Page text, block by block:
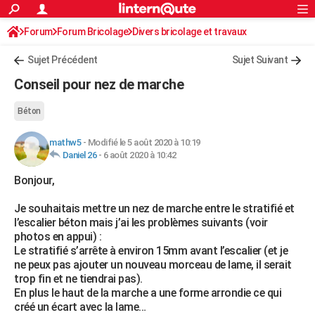
ACTUALITÉS
Politique
Société
Faits Divers
Education
Monde
Villes
+
AUTO
Essais
Réserver un essai
Citadines
Berlines
SUV
Forum auto
+HIGH-TECH
Mobiles
Meilleur smartphone
Internet
Ordinateurs
Jeux vidéo
Guide high-tech
+BRICOLAGE
Forum
Aménagement intérieur
Extérieur
Cuisine
Salle de bains
Jardinage
Rangement
WEEK-END
Guides de France
Escapades
Patrimoine
Expositions
Musées
Week-end nature
+LIFESTYLE
Art de vivre
Bien-être
Loisirs
Mode
Modes de vie
SANTE
Alimentation
Guide de la santé
Maladies
Médicaments
Sommeil
VOYAGE
Rechercher
S'inscrire
Connexion
Forum Forum Bricolage Divers bricolage et travaux
Sujet Précédent Sujet Suivant
Conseil pour nez de marche
Béton
mathw5- Modifié le 5 août 2020 à 10:19
Daniel 26- 6 août 2020 à 10:42
Bonjour,
Je souhaitais mettre un nez de marche entre le stratifié et
l’escalier béton mais j’ai les problèmes suivants (voir
photos en appui) :
Le stratifié s’arrête à environ 15mm avant l’escalier (et je
ne peux pas ajouter un nouveau morceau de lame, il serait
trop fin et ne tiendrai pas).
En plus le haut de la marche a une forme arrondie ce qui
créé un écart avec la lame…